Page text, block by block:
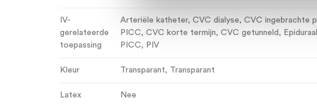
IV-
gerelateerde
toepassing
Arteriële katheter, CVC dialyse, CVC ingebrachte
PICC, CVC korte termijn, CVC getunneld ,
PICC, PIV
Kleur Transparant, Transparant
Latex Nee